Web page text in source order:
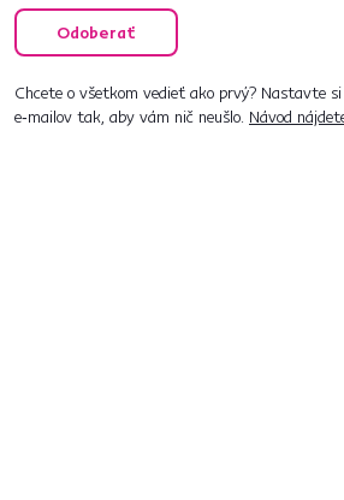
Odoberať
Chcete o všetkom vedieť ako prvý? Nastavte si
e‑mailov tak, aby vám nič neušlo. Návod